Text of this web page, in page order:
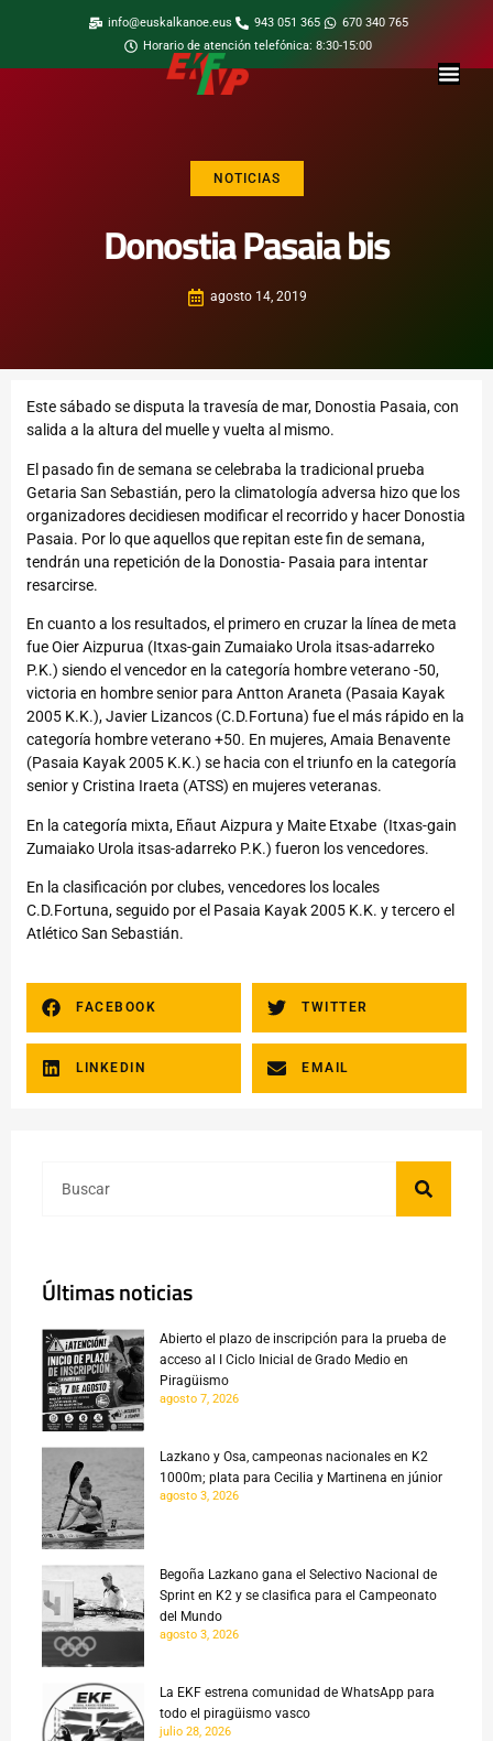
info@euskalkanoe.eus 943 051 365
670 340 765
Horario de atención telefónica: 8:30-15:00
NOTICIAS
Donostia Pasaia bis
agosto 14, 2019
Este sábado se disputa la travesía de mar, Donostia Pasaia, con
salida a la altura del muelle y vuelta al mismo.
El pasado fin de semana se celebraba la tradicional prueba
Getaria San Sebastián, pero la climatología adversa hizo que los
organizadores decidiesen modificar el recorrido y hacer Donostia
Pasaia. Por lo que aquellos que repitan este fin de semana,
tendrán una repetición de la Donostia- Pasaia para intentar
resarcirse.
En cuanto a los resultados, el primero en cruzar la línea de meta
fue Oier Aizpurua (Itxas-gain Zumaiako Urola itsas-adarreko
P.K.) siendo el vencedor en la categoría hombre veterano -50,
victoria en hombre senior para Antton Araneta (Pasaia Kayak
2005 K.K.), Javier Lizancos (C.D.Fortuna) fue el más rápido en la
categoría hombre veterano +50. En mujeres, Amaia Benavente
(Pasaia Kayak 2005 K.K.) se hacia con el triunfo en la categoría
senior y Cristina Iraeta (ATSS) en mujeres veteranas.
En la categoría mixta, Eñaut Aizpura y Maite Etxabe (Itxas-gain
Zumaiako Urola itsas-adarreko P.K.) fueron los vencedores.
En la clasificación por clubes, vencedores los locales
C.D.Fortuna, seguido por el Pasaia Kayak 2005 K.K. y tercero el
Atlético San Sebastián.
FACEBOOK TWITTER
LINKEDIN EMAIL
Últimas noticias
Abierto el plazo de inscripción para la prueba de
acceso al I Ciclo Inicial de Grado Medio en
Piragüismo
agosto 7, 2026
Lazkano y Osa, campeonas nacionales en K2
1000m; plata para Cecilia y Martinena en júnior
agosto 3, 2026
Begoña Lazkano gana el Selectivo Nacional de
Sprint en K2 y se clasifica para el Campeonato
del Mundo
agosto 3, 2026
La EKF estrena comunidad de WhatsApp para
todo el piragüismo vasco
julio 28, 2026